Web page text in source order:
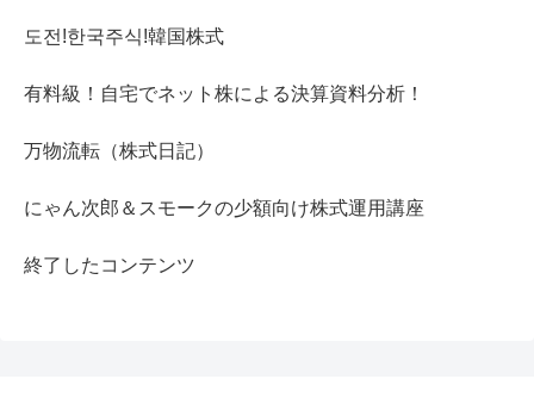
도전!한국주식!韓国株式
有料級！自宅でネット株による決算資料分析！
万物流転（株式日記）
にゃん次郎＆スモークの少額向け株式運用講座
終了したコンテンツ